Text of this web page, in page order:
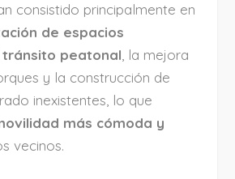
consistido principalmente en
de espacios
peatonal , la mejora
y la construcción de
inexistentes, lo que
más cómoda y
vecinos.